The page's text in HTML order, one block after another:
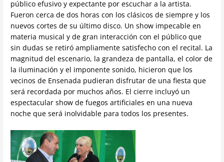
público efusivo y expectante por escuchar a la artista.
Fueron cerca de dos horas con los clásicos de siempre y los
nuevos cortes de su último disco. Un show impecable en
materia musical y de gran interacción con el público que
sin dudas se retiró ampliamente satisfecho con el recital. La
magnitud del escenario, la grandeza de pantalla, el color de
la iluminación y el imponente sonido, hicieron que los
vecinos de Ensenada pudieran disfrutar de una fiesta que
será recordada por muchos años. El cierre incluyó un
espectacular show de fuegos artificiales en una nueva
noche que será inolvidable para todos los presentes.